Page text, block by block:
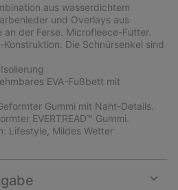
aus wasserdichtem
und Overlays aus
an der Ferse. Microfleece-Futter.
Die Schnürsenkel sind
EVA-Fußbett mit
Gummi mit Naht-Details.
EVERTREAD™ Gummi.
Lifestyle, Mildes Wetter